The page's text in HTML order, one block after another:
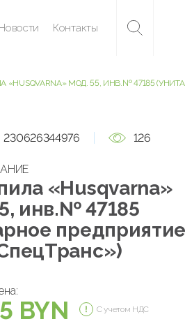
Новости Контакты
«HUSQVARNA» МОД. 55, ИНВ.№ 47185
230626344976 126
«Husqvarna»
инв.№ 47185
предприятие
BYN С учетом НДС